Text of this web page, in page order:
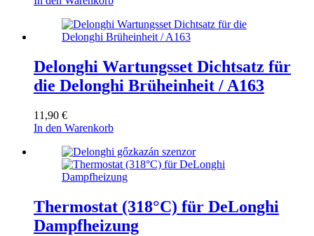
Delonghi Wartungsset Dichtsatz für
die Delonghi Brüheinheit / A163
11,90 €
In den Warenkorb
Thermostat (318°C) für DeLonghi
Dampfheizung